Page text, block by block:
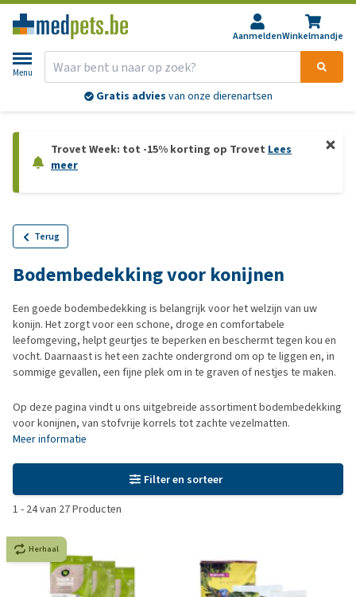
AanmeldenWinkelmandje
Menu
Gratis advies van onze dierenartsen
Trovet Week: tot -15% korting op Trovet Lees
meer
Terug
Bodembedekking voor konijnen
Een goede bodembedekking is belangrijk voor het welzijn van uw
konijn. Het zorgt voor een schone, droge en comfortabele
leefomgeving, helpt geurtjes te beperken en beschermt tegen kou en
vocht. Daarnaast is het een zachte ondergrond om op te liggen en, in
sommige gevallen, een fijne plek om in te graven of nestjes te maken.
Op deze pagina vindt u ons uitgebreide assortiment bodembedekking
voor konijnen, van stofvrije korrels tot zachte vezelmatten.
Meer informatie
Filter en sorteer
1 - 24van 27Producten
Herhaal